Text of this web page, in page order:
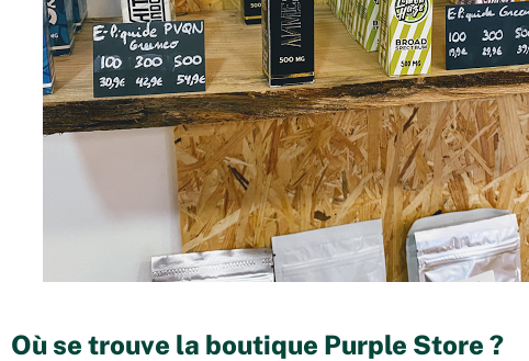
Où se trouve la boutique Purple Store ?